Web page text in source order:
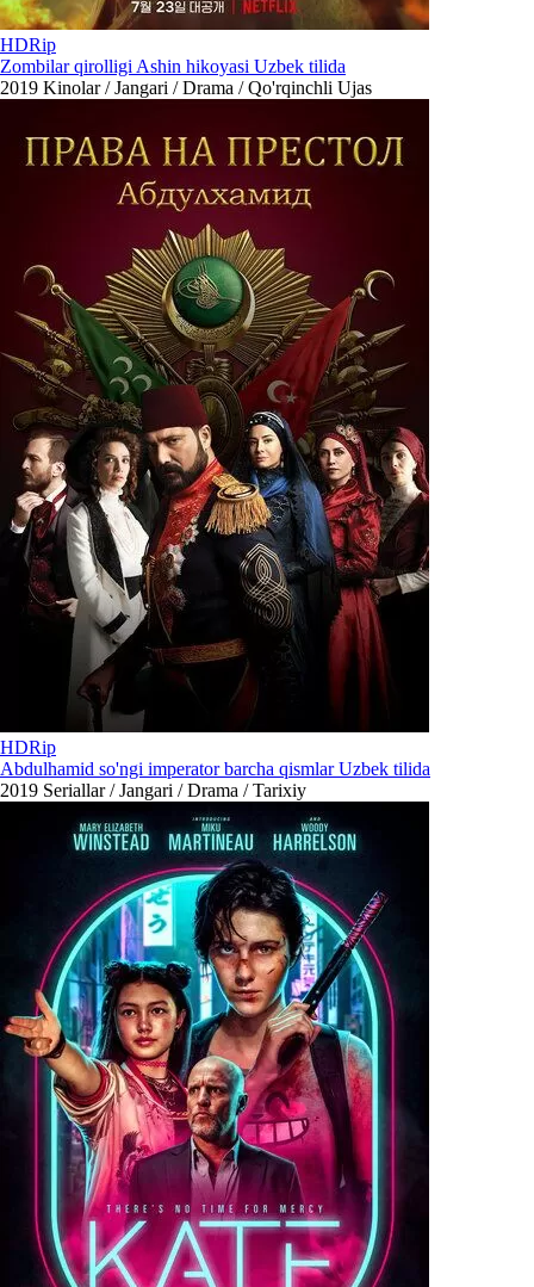
HDRip
Zombilar qirolligi Ashin hikoyasi Uzbek tilida
2019 Kinolar / Jangari / Drama / Qo'rqinchli Ujas
HDRip
Abdulhamid so'ngi imperator barcha qismlar Uzbek tilida
2019 Seriallar / Jangari / Drama / Tarixiy